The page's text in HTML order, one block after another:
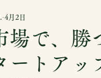
前線
場で、勝
ートア
4月2日